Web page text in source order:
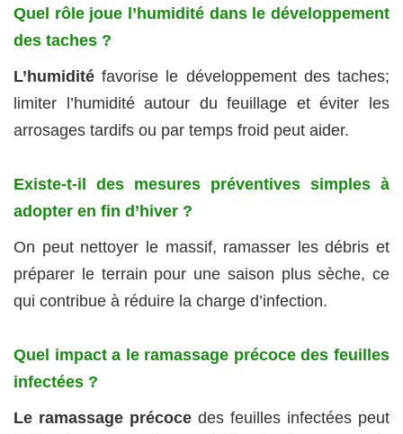
Quel rôle joue l’humidité dans le développement
des taches ?
L’humidité favorise le développement des taches;
limiter l’humidité autour du feuillage et éviter les
arrosages tardifs ou par temps froid peut aider.
Existe-t-il des mesures préventives simples à
adopter en fin d’hiver ?
On peut nettoyer le massif, ramasser les débris et
préparer le terrain pour une saison plus sèche, ce
qui contribue à réduire la charge d’infection.
Quel impact a le ramassage précoce des feuilles
infectées ?
Le ramassage précoce des feuilles infectées peut